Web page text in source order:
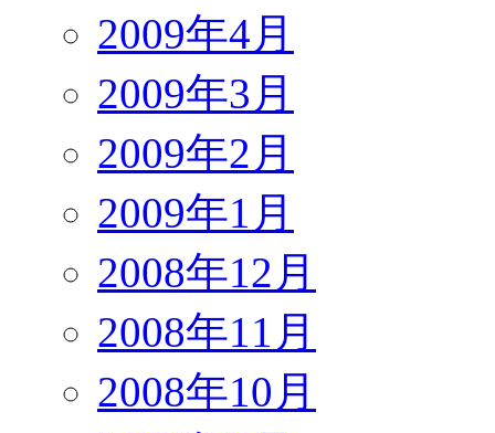
2009年4月
2009年3月
2009年2月
2009年1月
2008年12月
2008年11月
2008年10月